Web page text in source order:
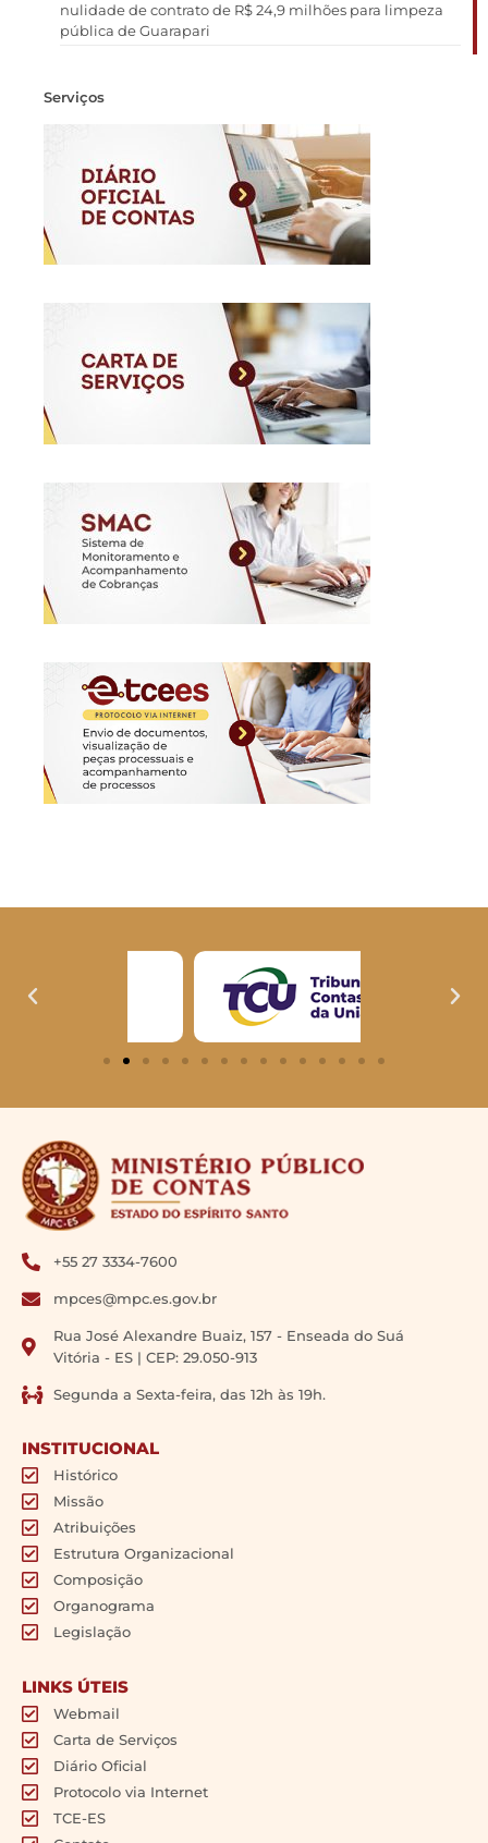
nulidade de contrato de R$ 24,9 milhões para limpeza
pública de Guarapari
Serviços
+55 27 3334-7600
mpces@mpc.es.gov.br
Rua José Alexandre Buaiz, 157 - Enseada do Suá
Vitória - ES | CEP: 29.050-913
Segunda a Sexta-feira, das 12h às 19h.
INSTITUCIONAL
Histórico
Missão
Atribuições
Estrutura Organizacional
Composição
Organograma
Legislação
LINKS ÚTEIS
Webmail
Carta de Serviços
Diário Oficial
Protocolo via Internet
TCE-ES